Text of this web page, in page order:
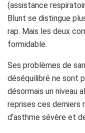
(assistance
Blunt se distingue
rap. Mais les deux
formidable.
Ses problèmes de
déséquilibré ne sont
désormais un niveau
reprises ces derniers
d’asthme sévère et